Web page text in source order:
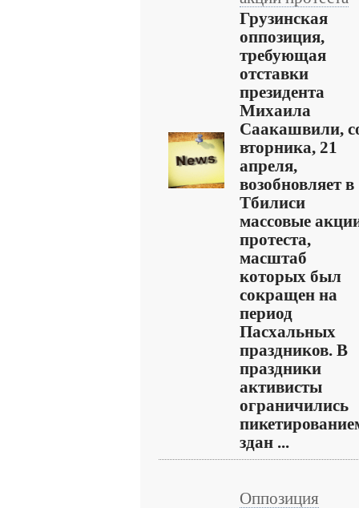
Грузинская
оппозиция,
требующая
отставки
президента
Михаила
Саакашвили,
вторника, 21
апреля,
возобновляет в
Тбилиси
массовые
протеста,
масштаб
которых был
сокращен на
период
Пасхальных
праздников. В
праздники
активисты
ограничились
здан ...
Оппозиция